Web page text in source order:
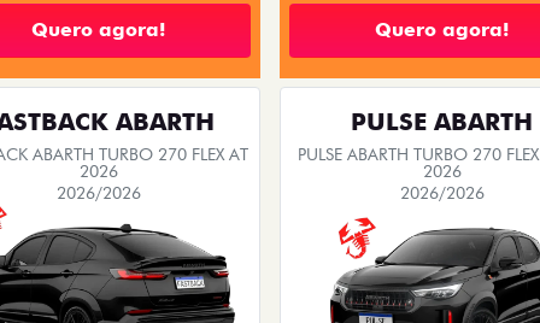
Quero agora! Quero agora!
ABARTH
ABARTH TURBO 270 FLEX AT
2026
2026/2026
PULSE ABARTH
PULSE ABARTH TURBO 270
2026
2026/2026